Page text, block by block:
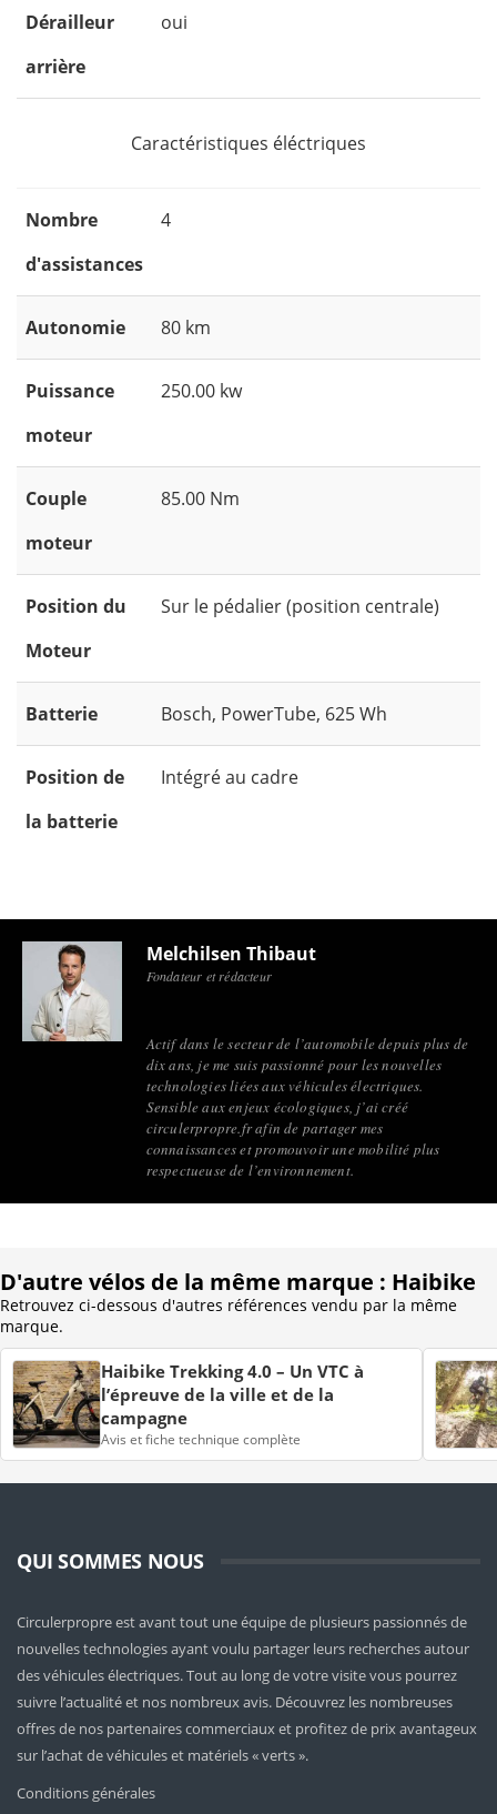
Dérailleur
arrière
oui
Caractéristiques éléctriques
Nombre
d'assistances
4
Autonomie 80 km
Puissance
moteur
250.00 kw
Couple
moteur
85.00 Nm
Position du
Moteur
Sur le pédalier (position centrale)
Batterie Bosch, PowerTube, 625 Wh
Position de
la batterie
Intégré au cadre
Melchilsen Thibaut
Fondateur et rédacteur
Actif dans le secteur de l’automobile depuis plus de
dix ans, je me suis passionné pour les nouvelles
technologies liées aux véhicules électriques.
Sensible aux enjeux écologiques, j’ai créé
circulerpropre.fr afin de partager mes
connaissances et promouvoir une mobilité plus
respectueuse de l’environnement.
D'autre vélos de la même marque : Haibike
Retrouvez ci-dessous d'autres références vendu par la même
marque.
Haibike Trekking 4.0 – Un VTC à
l’épreuve de la ville et de la
campagne
Avis et fiche technique complète
QUI SOMMES NOUS
Circulerpropre est avant tout une équipe de plusieurs passionnés de
nouvelles technologies ayant voulu partager leurs recherches autour
des véhicules électriques. Tout au long de votre visite vous pourrez
suivre l’actualité et nos nombreux avis. Découvrez les nombreuses
offres de nos partenaires commerciaux et profitez de prix avantageux
sur l’achat de véhicules et matériels « verts ».
Conditions générales